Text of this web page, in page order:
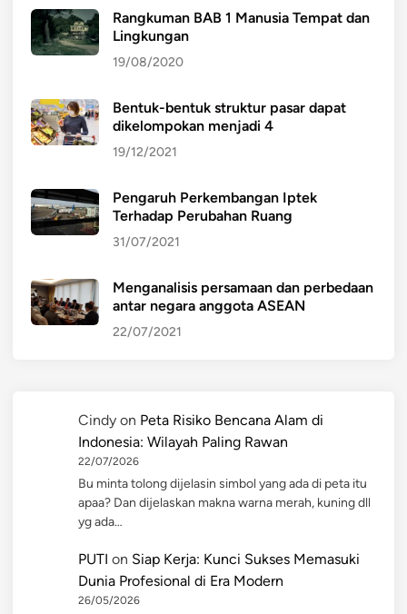
Rangkuman BAB 1 Manusia Tempat dan
Lingkungan
19/08/2020
Bentuk-bentuk struktur pasar dapat
dikelompokan menjadi 4
19/12/2021
Pengaruh Perkembangan Iptek
Terhadap Perubahan Ruang
31/07/2021
Menganalisis persamaan dan perbedaan
antar negara anggota ASEAN
22/07/2021
Cindy on Peta Risiko Bencana Alam di
Indonesia: Wilayah Paling Rawan
22/07/2026
Bu minta tolong dijelasin simbol yang ada di peta itu
apaa? Dan dijelaskan makna warna merah, kuning dll
yg ada…
PUTI on Siap Kerja: Kunci Sukses Memasuki
Dunia Profesional di Era Modern
26/05/2026